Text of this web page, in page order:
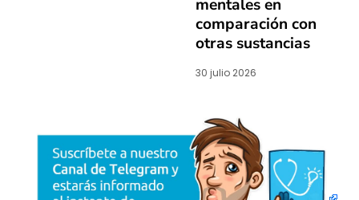
mentales en
comparación con
otras sustancias
30 julio 2026